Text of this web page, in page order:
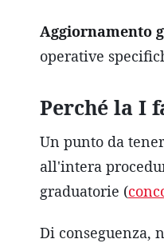
Aggiornamento
operative
Perché la I
Un punto da
all'intera
graduatorie (
Di conseguenza,